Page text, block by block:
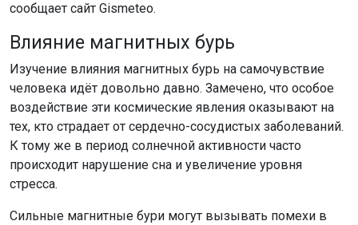
сообщает сайт Gismeteo.
Влияние магнитных бурь
Изучение влияния магнитных бурь на самочувствие
человека идёт довольно давно. Замечено, что особое
воздействие эти космические явления оказывают на
тех, кто страдает от сердечно-сосудистых заболеваний.
К тому же в период солнечной активности часто
происходит нарушение сна и увеличение уровня
стресса.
Сильные магнитные бури могут вызывать помехи в